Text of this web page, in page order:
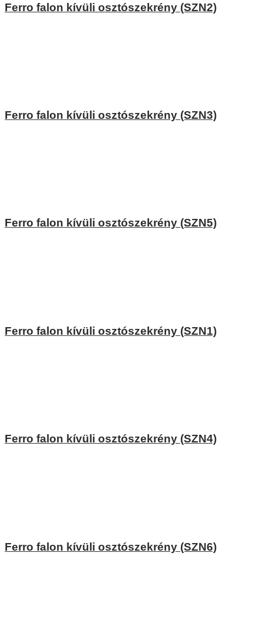
Ferro falon kívüli osztószekrény (SZN2)
Ferro falon kívüli osztószekrény (SZN3)
Ferro falon kívüli osztószekrény (SZN5)
Ferro falon kívüli osztószekrény (SZN1)
Ferro falon kívüli osztószekrény (SZN4)
Ferro falon kívüli osztószekrény (SZN6)